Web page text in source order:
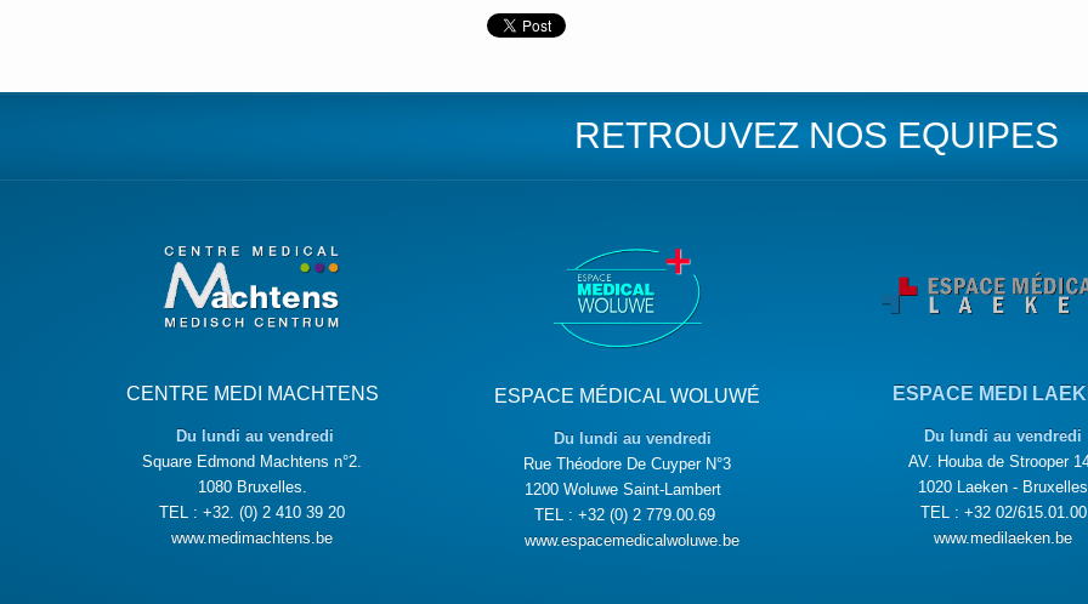
RETROUVEZ NOS EQUIPES
CENTRE MEDI MACHTENS
Du lundi au vendredi
Square Edmond Machtens n°2.
1080 Bruxelles.
TEL : +32. (0) 2 410 39 20
www.medimachtens.be
ESPACE MÉDICAL WOLUWÉ
Du lundi au vendredi
Rue Théodore De Cuyper N°3
1200 Woluwe Saint-Lambert
TEL : +32 (0) 2 779.00.69
www.espacemedicalwoluwe.be
ESPACE MEDI
Du lundi au vendredi
AV. Houba de Strooper
1020 Laeken - Bruxelles
TEL : +32 02/615.01.00
www.medilaeken.be